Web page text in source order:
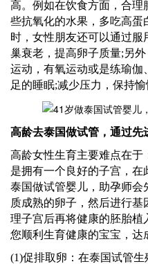
高。例如在饮食方面，合理
些抗氧化的水果，多吃高蛋
时，女性朋友还可以通过服
巢衰老，提高卵子质量;另
运动，有氧运动或是练瑜
足的睡眠;减少压力，保持愉
高龄去泰国做试管，通过先
高龄女性生育主要难点在
是拥有一个良好的子宫，在
泰国做试管婴儿， 助孕师会
质成熟的卵子，然后进行
理子宫后再将健康的胚胎植
您顺利生育健康的宝宝，达
(1)促排取卵： 在泰国试管生